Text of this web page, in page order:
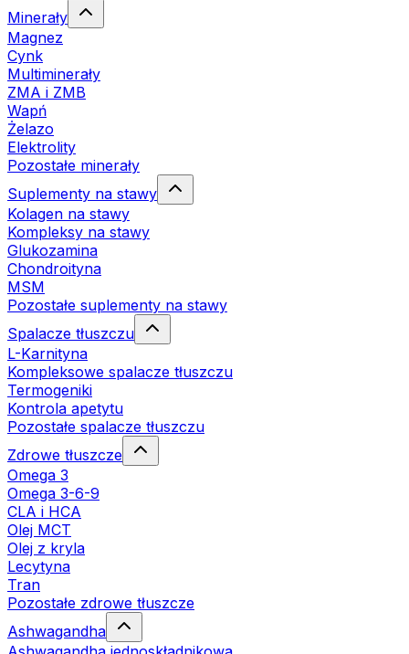
Minerały
Magnez
Cynk
Multiminerały
ZMA i ZMB
Wapń
Żelazo
Elektrolity
Pozostałe minerały
Suplementy na stawy
Kolagen na stawy
Kompleksy na stawy
Glukozamina
Chondroityna
MSM
Pozostałe suplementy na stawy
Spalacze tłuszczu
L-Karnityna
Kompleksowe spalacze tłuszczu
Termogeniki
Kontrola apetytu
Pozostałe spalacze tłuszczu
Zdrowe tłuszcze
Omega 3
Omega 3-6-9
CLA i HCA
Olej MCT
Olej z kryla
Lecytyna
Tran
Pozostałe zdrowe tłuszcze
Ashwagandha